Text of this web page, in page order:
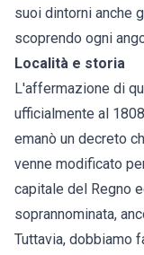
suoi dintorni anche
scoprendo ogni
Località e storia
L'affermazione di
ufficialmente al
emanò un decreto
venne modificato
capitale del Regno
soprannominata,
Tuttavia, dobbiamo